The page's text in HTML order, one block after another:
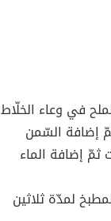
في وعاء الخلّاط
إضافة السّمن
ثمّ إضافة الماء
لمدّة ثلاثين